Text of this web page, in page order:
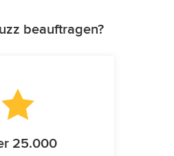
beauftragen?
25.000